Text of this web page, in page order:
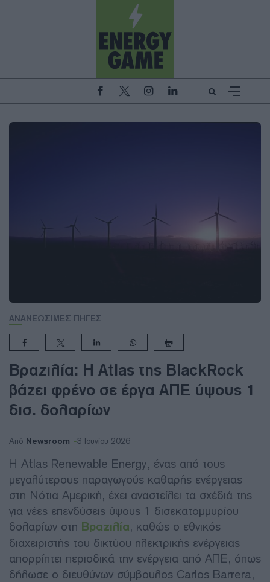
ΑΝΑΝΕΩΣΙΜΕΣ ΠΗΓΕΣ
Βραζιλία: Η Atlas της BlackRock
βάζει φρένο σε έργα ΑΠΕ ύψους 1
δισ. δολαρίων
Από Newsroom 3 Ιουνίου 2026
Η Atlas Renewable Energy, ένας από τους
μεγαλύτερους παραγωγούς καθαρής ενέργειας
στη Νότια Αμερική, έχει αναστείλει τα σχέδιά της
για νέες επενδύσεις ύψους 1 δισεκατομμυρίου
δολαρίων στη Βραζιλία, καθώς ο εθνικός
διαχειριστής του δικτύου ηλεκτρικής ενέργειας
απορρίπτει περιοδικά την ενέργεια από ΑΠΕ, όπως
δήλωσε ο διευθύνων σύμβουλος Carlos Barrera,